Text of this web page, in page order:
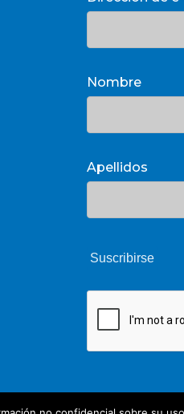
Nombre
Apellidos